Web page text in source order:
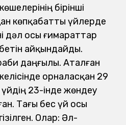
бірінші
көпқабатты үйлерде
дәл осы ғимараттар
айқындайды.
даңғылы. Аталған
орналасқан 29
23-інде жөндеу
Тағы бес үй осы
Олар: Әл-